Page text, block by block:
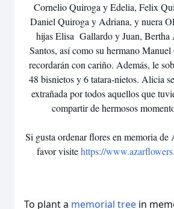
Cornelio Quiroga y Edelia, Felix
Daniel Quiroga y Adriana, y nuera
hijas Elisa Gallardo y Juan, Bertha
Santos, así como su hermano
recordarán con cariño. Además, le
48 bisnietos y 6 tatara-nietos. Alicia
extrañada por todos aquellos que
compartir de hermosos
Si gusta ordenar flores en memoria
favor visitehttps://
To plant a memorial tree in